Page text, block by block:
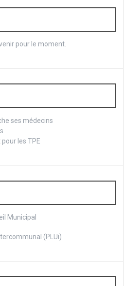
pour le moment.
ses médecins
les TPE
Municipal
(PLUi)